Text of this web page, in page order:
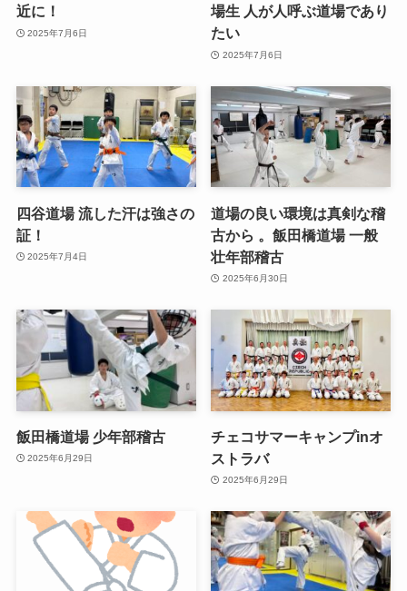
近に！
2025年7月6日
場生 人が人呼ぶ道場であり
たい
2025年7月6日
四谷道場 流した汗は強さの
証！
2025年7月4日
道場の良い環境は真剣な稽
古から 。飯田橋道場 一般
壮年部稽古
2025年6月30日
飯田橋道場 少年部稽古
2025年6月29日
チェコサマーキャンプinオ
ストラバ
2025年6月29日